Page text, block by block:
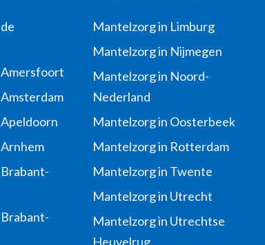
Mantelzorg in Limburg
Mantelzorg in Nijmegen
Mantelzorg in Noord-
Nederland
Mantelzorg in Oosterbeek
Mantelzorg in Rotterdam
Mantelzorg in Twente
Mantelzorg in Utrecht
Mantelzorg in Utrechtse
Heuvelrug